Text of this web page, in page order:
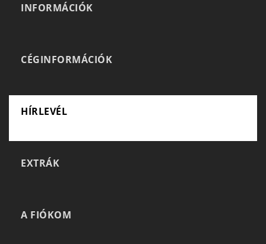
INFORMÁCIÓK
CÉGINFORMÁCIÓK
HÍRLEVÉL
EXTRÁK
A FIÓKOM